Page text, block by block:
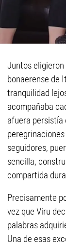
Juntos
bonaerense de
tranquilidad
acompañaba
afuera persistía
seguidores,
sencilla,
compartida
Precisamente
vez que Viru
palabras
Una de esas